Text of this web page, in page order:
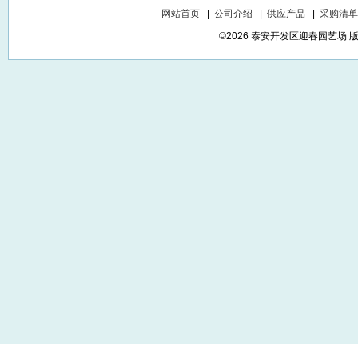
网站首页 公司介绍 供应产品
采购清单
©2026 泰安开发区迎春园艺场